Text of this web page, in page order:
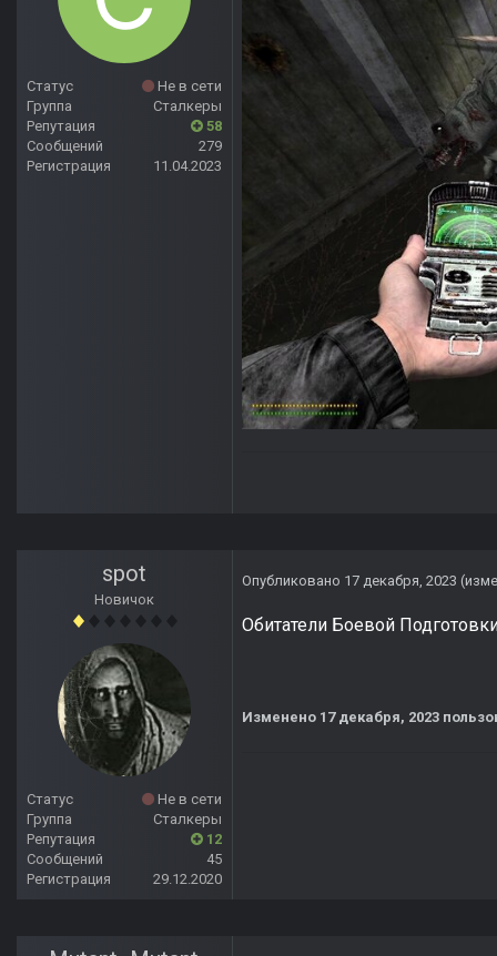
Статус
Не в сети
Группа
Сталкеры
Репутация
58
Сообщений
279
Регистрация
11.04.2023
spot
Новичок
Статус
Не в сети
Группа
Сталкеры
Репутация
12
Сообщений
45
Регистрация
29.12.2020
Опубликовано 17 декабря, 2023
Обитатели Боевой
Изменено 17 декабря, 2023